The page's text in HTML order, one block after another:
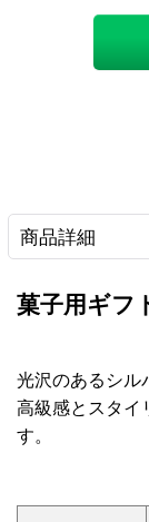
商品詳細
菓子用ギフ
光沢のあるシル
高級感とスタイ
す。